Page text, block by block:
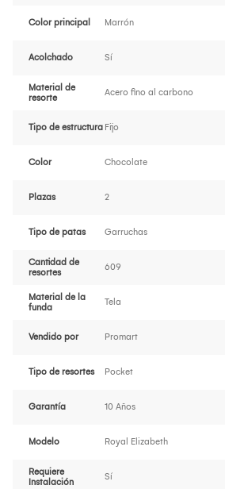
Color principal Marrón
Acolchado Sí
Material de
resorte
Acero fino al carbono
Tipo de estructura Fijo
Color Chocolate
Plazas 2
Tipo de patas Garruchas
Cantidad de
resortes
609
Material de la
funda
Tela
Vendido por Promart
Tipo de resortes Pocket
Garantía 10 Años
Modelo Royal Elizabeth
Requiere
Instalación
Sí